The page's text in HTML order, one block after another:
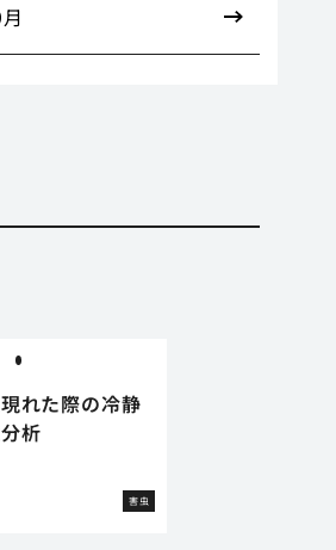
れた際の冷静
析
害虫